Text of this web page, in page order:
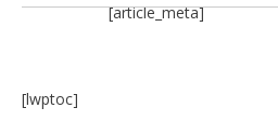
[article_meta]
[lwptoc]